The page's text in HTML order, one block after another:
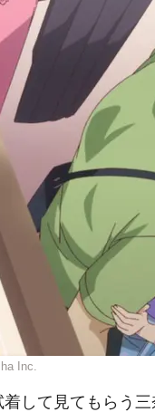
Inc.
して見てもらう